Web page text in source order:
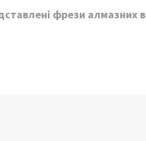
фрези алмазних